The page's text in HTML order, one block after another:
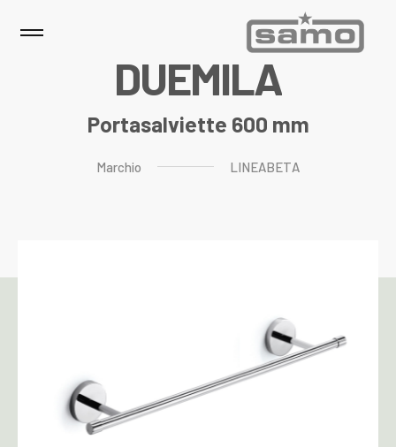
DUEMILA
Portasalviette 600 mm
Marchio LINEABETA